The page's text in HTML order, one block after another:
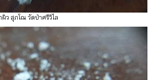
ว สุภโณ วัดป่าศรีวิไล